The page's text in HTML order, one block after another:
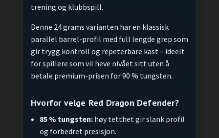
trening og klubbspill.
Denne 24 grams varianten har en klassisk
parallel barrel-profil med full lengde grep som
gir trygg kontroll og repeterbare kast – ideelt
for spillere som vil heve nivået sitt uten å
betale premium-prisen for 90 % tungsten.
Hvorfor velge Red Dragon Defender?
85 % tungsten: høy tetthet gir slank profil
og forbedret presisjon.